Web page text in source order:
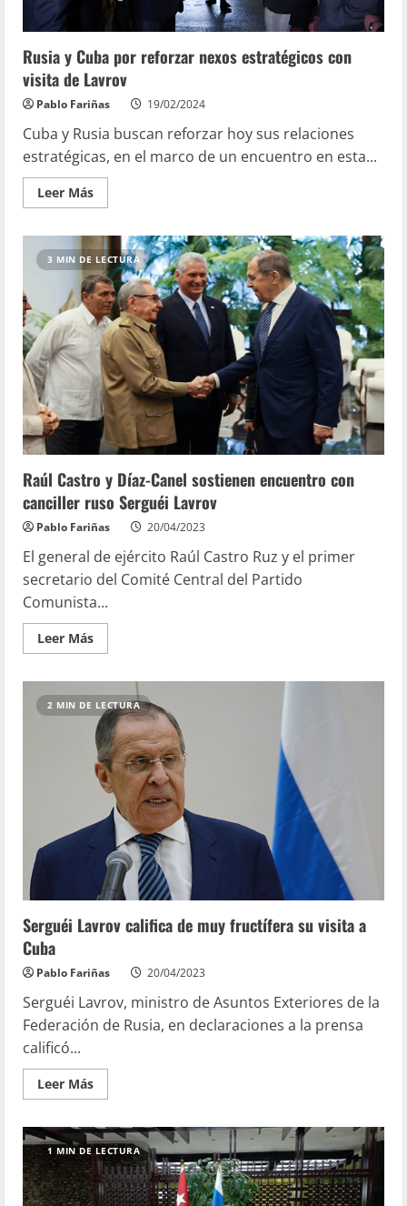
Rusia y Cuba por reforzar nexos estratégicos con
visita de Lavrov
Pablo Fariñas 19/02/2024
Cuba y Rusia buscan reforzar hoy sus relaciones
estratégicas, en el marco de un encuentro en esta...
Leer Más
3 MIN DE LECTURA
Raúl Castro y Díaz-Canel sostienen encuentro con
canciller ruso Serguéi Lavrov
Pablo Fariñas 20/04/2023
El general de ejército Raúl Castro Ruz y el primer
secretario del Comité Central del Partido
Comunista...
Leer Más
2 MIN DE LECTURA
Serguéi Lavrov califica de muy fructífera su visita a
Cuba
Pablo Fariñas 20/04/2023
Serguéi Lavrov, ministro de Asuntos Exteriores de la
Federación de Rusia, en declaraciones a la prensa
calificó...
Leer Más
1 MIN DE LECTURA